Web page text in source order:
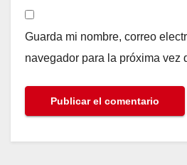
Guarda mi nombre, correo
navegador para la próxima vez